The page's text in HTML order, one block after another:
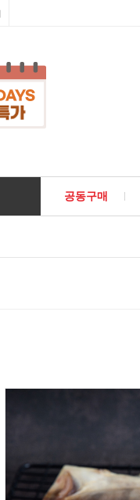
공동구매